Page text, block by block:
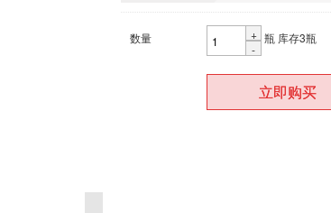
数量
+
-
瓶 库存3瓶
立即购买